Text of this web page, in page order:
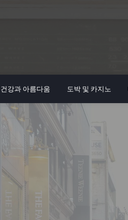
건강과 아름다움 도박 및 카지노